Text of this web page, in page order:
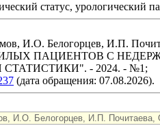
статус, урологический
И.О. Белогорцев,
ПАЦИЕНТОВ С
- 2024. - №1;
(дата обращения: 07.08.2026).